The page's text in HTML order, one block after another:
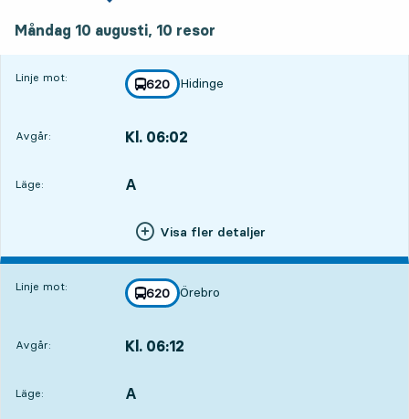
Måndag 10 augusti, 10 resor
Linje mot: linje
620
mot
Hidinge
,
Avgår: Kl. 06:02
Läge:
LÄGE, A
,
Visa fler detaljer
Linje mot: linje
620
mot
Örebro
,
Avgår: Kl. 06:12
Läge:
LÄGE, A
,